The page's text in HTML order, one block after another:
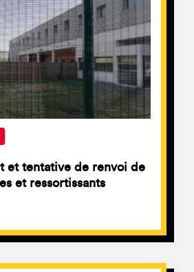
et tentative de renvoi de
et ressortissants